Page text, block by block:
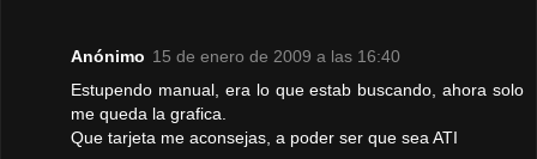
Anónimo 15 de enero de 2009 a las 16:40
Estupendo manual, era lo que estab buscando, ahora solo
me queda la grafica.
Que tarjeta me aconsejas, a poder ser que sea ATI